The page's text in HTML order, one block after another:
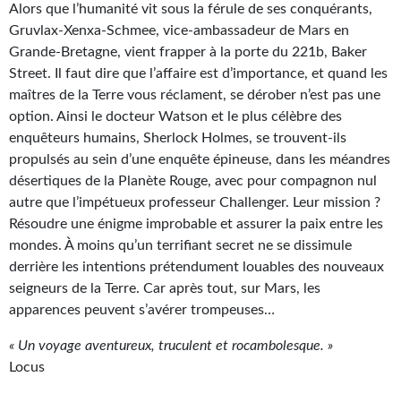
Gratuit
Sans DRM
BIFROST
Tous les numéros
En numérique
S'abonner
Les critiques
Le blog
Le prix des lecteurs
GOODIES
Alors que l’humanité vit sous la férule de ses conquérants,
Gruvlax-Xenxa-Schmee, vice-ambassadeur de Mars en
Grande-Bretagne, vient frapper à la porte du 221b, Baker
Street. Il faut dire que l’affaire est d’importance, et quand les
maîtres de la Terre vous réclament, se dérober n’est pas une
option. Ainsi le docteur Watson et le plus célèbre des
enquêteurs humains, Sherlock Holmes, se trouvent-ils
propulsés au sein d’une enquête épineuse, dans les méandres
désertiques de la Planète Rouge, avec pour compagnon nul
autre que l’impétueux professeur Challenger. Leur mission ?
Résoudre une énigme improbable et assurer la paix entre les
mondes. À moins qu’un terrifiant secret ne se dissimule
derrière les intentions prétendument louables des nouveaux
seigneurs de la Terre. Car après tout, sur Mars, les
apparences peuvent s’avérer trompeuses…
« Un voyage aventureux, truculent et rocambolesque. »
Locus